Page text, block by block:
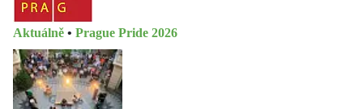
Aktuálně • Prague Pride 2026